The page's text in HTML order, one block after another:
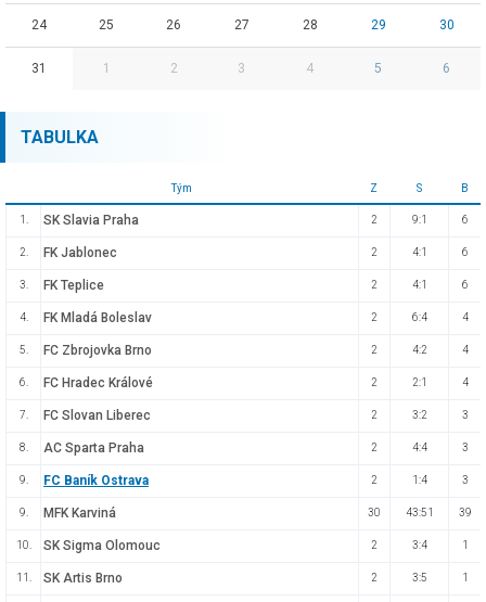
24 25 26 27 28 29 30
31 1 2 3 4 5 6
TABULKA
Tým Z S B
1. SK Slavia Praha 2 9:1 6
2. FK Jablonec 2 4:1 6
3. FK Teplice 2 4:1 6
4. FK Mladá Boleslav 2 6:4 4
5. FC Zbrojovka Brno 2 4:2 4
6. FC Hradec Králové 2 2:1 4
7. FC Slovan Liberec 2 3:2 3
8. AC Sparta Praha 2 4:4 3
9. FC Baník Ostrava 2 1:4 3
9. MFK Karviná 30 43:51 39
10. SK Sigma Olomouc 2 3:4 1
11. SK Artis Brno 2 3:5 1